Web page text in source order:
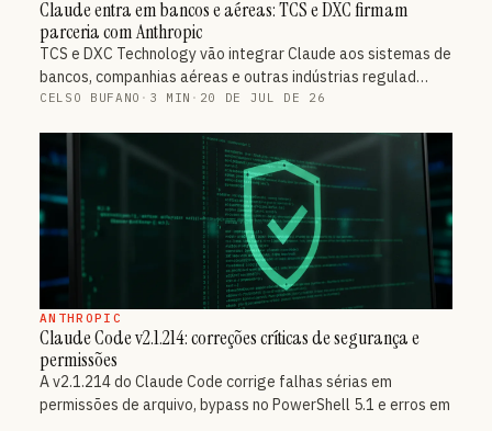
Claude entra em bancos e aéreas: TCS e DXC firmam
parceria com Anthropic
TCS e DXC Technology vão integrar Claude aos sistemas de
bancos, companhias aéreas e outras indústrias regulad…
CELSO BUFANO · 3 MIN · 20 DE JUL DE 26
ANTHROPIC
Claude Code v2.1.214: correções críticas de segurança e
permissões
A v2.1.214 do Claude Code corrige falhas sérias em
permissões de arquivo, bypass no PowerShell 5.1 e erros em